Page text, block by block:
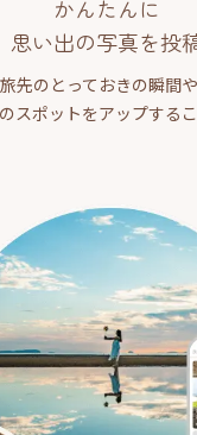
かんたんに
思い出の写真を投
旅先のとっておきの瞬間や
スポットをアップする